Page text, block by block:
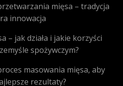
mięsa – tradycja
innowacja
– jak działa i jakie korzyści
spożywczym?
masowania mięsa, aby
rezultaty?